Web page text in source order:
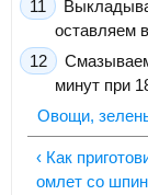
оставляем
минут при
Овощи,
‹ Как
омлет со